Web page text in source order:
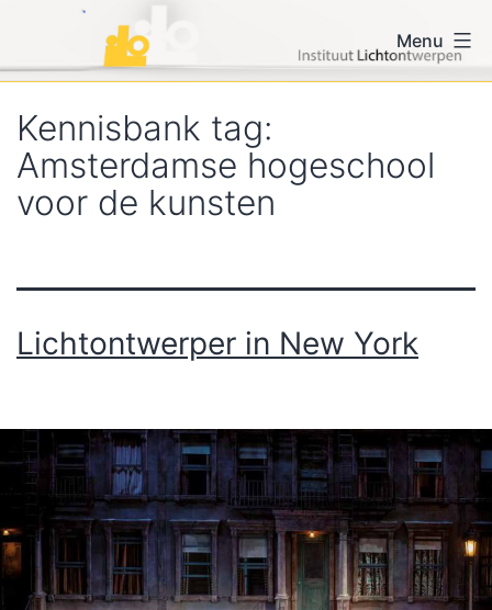
de
inhoud
iLo voor vormgevers en
lichtontwerpers
Menu
Kennisbank tag:
Amsterdamse hogeschool
voor de kunsten
Lichtontwerper in New York